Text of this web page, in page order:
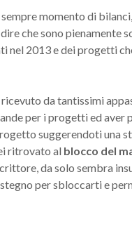
momento di
che sono pienamente
nel 2013 e dei progetti
da tantissimi
per i progetti ed aver
suggerendoti una
ritrovato al blocco del
da solo sembra
per sbloccarti e